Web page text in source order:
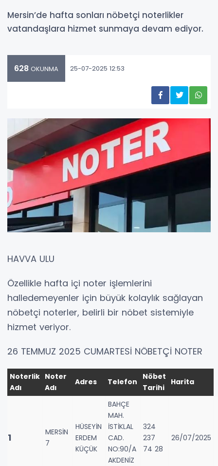
Mersin’de hafta sonları nöbetçi noterlikler
vatandaşlara hizmet sunmaya devam ediyor.
628 OKUNMA 25-07-2025 12:53
HAVVA ULU
Özellikle hafta içi noter işlemlerini
halledemeyenler için büyük kolaylık sağlayan
nöbetçi noterler, belirli bir nöbet sistemiyle
hizmet veriyor.
26 TEMMUZ 2025 CUMARTESİ NÖBETÇİ NOTER
Noterlik
Adı
Noter
Adı
Adres Telefon
Nöbet
Tarihi
Harita
1
MERSİN
7
HÜSEYİN
ERDEM
KÜÇÜK
BAHÇE
MAH.
İSTİKLAL
CAD.
NO:90/A
AKDENİZ
324
237
74 28
26/07/2025